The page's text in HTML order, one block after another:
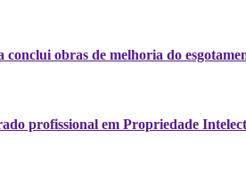
conclui obras de melhoria do
profissional em Propriedade